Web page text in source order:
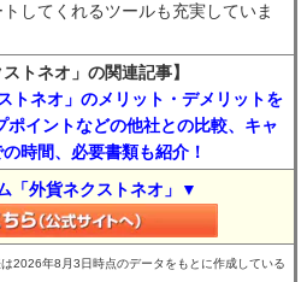
してくれるツールも充実していま
トネオ」の関連記事】
トネオ」のメリット・デメリットを
イントなどの他社との比較、キャ
時間、必要書類も紹介！
「外貨ネクストネオ」▼
2026年8月3日時点のデータをもとに作成している